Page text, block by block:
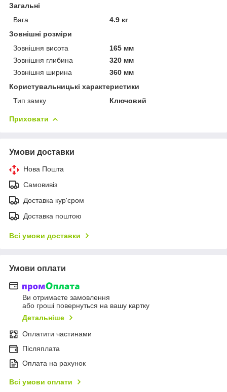
Загальні
Вага
4.9 кг
Зовнішні розміри
Зовнішня висота
165 мм
Зовнішня глибина
320 мм
Зовнішня ширина
360 мм
Користувальницькі характеристики
Тип замку
Ключовий
Приховати
Умови доставки
Нова Пошта
Самовивіз
Доставка кур'єром
Доставка поштою
Всі умови доставки
Умови оплати
Ви отримаєте замовлення
або гроші повернуться на вашу картку
Детальніше
Оплатити частинами
Післяплата
Оплата на рахунок
Всі умови оплати